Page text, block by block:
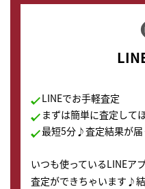
LINEでお手軽査定
まずは簡単に査定して
最短5分♪査定結果が届
いつも使っているLINEア
査定ができちゃいます♪